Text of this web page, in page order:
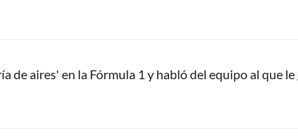
de aires' en la Fórmula 1 y habló del equipo al que